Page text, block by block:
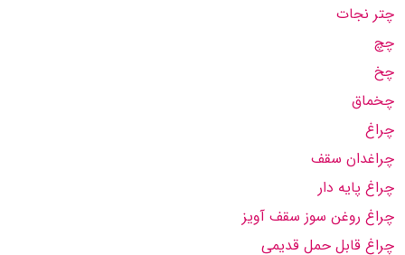
چتر نجات
چچ
چخ
چخماق
چراغ
چراغدان سقف
چراغ پایه دار
چراغ روغن سوز سقف آویز
چراغ قابل حمل قدیمی